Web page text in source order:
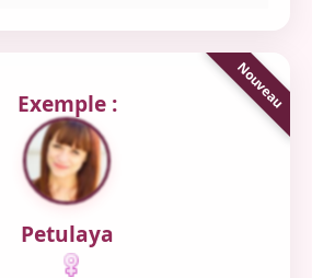
Exemple :
Petulaya